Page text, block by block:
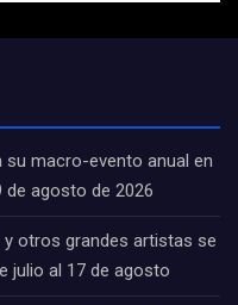
su macro-evento anual en
de agosto de 2026
y otros grandes artistas se
julio al 17 de agosto